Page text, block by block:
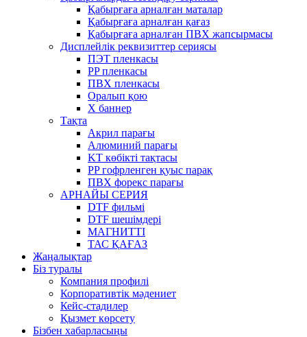
Қабырғаға арналған маталар
Қабырғаға арналған қағаз
Қабырғаға арналған ПВХ жапсырмасы
Дисплейлік реквизиттер сериясы
ПЭТ пленкасы
PP пленкасы
ПВХ пленкасы
Оралып қою
X баннер
Тақта
Акрил парағы
Алюминий парағы
KT көбікті тақтасы
PP гофрленген қуыс парақ
ПВХ форекс парағы
АРНАЙЫ СЕРИЯ
DTF фильмі
DTF шешімдері
МАГНИТТІ
ТАС ҚАҒАЗ
Жаңалықтар
Біз туралы
Компания профилі
Корпоративтік мәдениет
Кейс-стадилер
Қызмет көрсету
Бізбен хабарласыңы